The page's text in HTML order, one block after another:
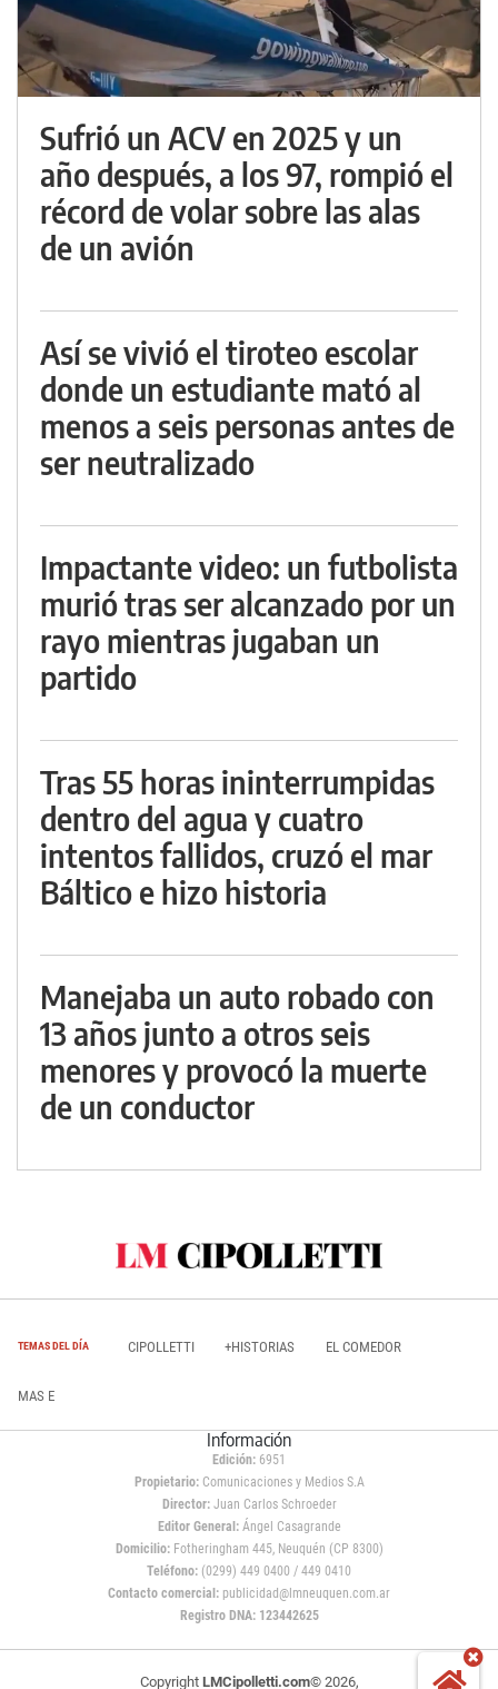
Sufrió un ACV en 2025 y un
año después, a los 97, rompió el
récord de volar sobre las alas
de un avión
Así se vivió el tiroteo escolar
donde un estudiante mató al
menos a seis personas antes de
ser neutralizado
Impactante video: un futbolista
murió tras ser alcanzado por un
rayo mientras jugaban un
partido
Tras 55 horas ininterrumpidas
dentro del agua y cuatro
intentos fallidos, cruzó el mar
Báltico e hizo historia
Manejaba un auto robado con
13 años junto a otros seis
menores y provocó la muerte
de un conductor
TEMAS DEL DÍA CIPOLLETTI +HISTORIAS EL COMEDOR
MAS E
Información
Edición: 6951
Propietario:Comunicaciones y Medios S.A
Director: Juan Carlos Schroeder
Editor General:Ángel Casagrande
Domicilio:Fotheringham 445, Neuquén (CP 8300)
Teléfono: (0299) 449 0400 / 449 0410
Contacto comercial: publicidad@lmneuquen.com.ar
Registro DNA: 123442625
Copyright LMCipolletti.com© 2026,